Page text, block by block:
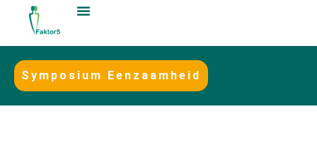
Symposium Eenzaamheid